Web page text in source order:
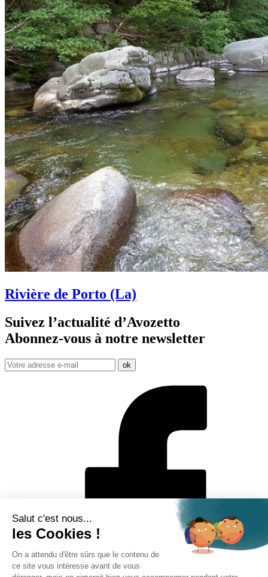
Rivière de Porto (La)
Suivez l’actualité d’Avozetto
Abonnez-vous à notre newsletter